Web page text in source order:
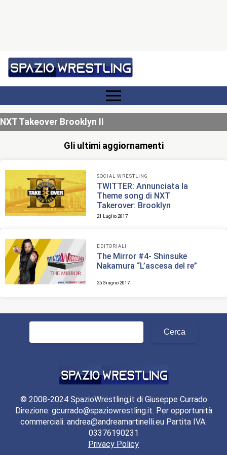
NXT Takeover Brooklyn II
Gli ultimi aggiornamenti
SOCIAL WRESTLING
TWITTER: Annunciata la
Theme song di NXT
Takerover: Brooklyn
21 Luglio 2017
EDITORIALI
The Mirror #4- Shinsuke
Nakamura “L’ascesa del re”
25 Giugno 2017
Ricerca
© 2008-2024 SpazioWrestling,it di Giuseppe Currado
Direzione: gcurrado@spaziowrestling.it. Per opportunità
commerciali: andrea@andreamartinelli.eu Partita IVA:
03376190231
Privacy Policy